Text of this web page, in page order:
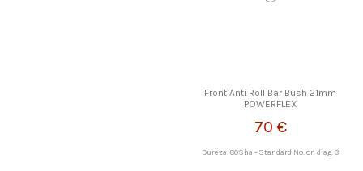
Front Anti Roll Bar Bush 21mm
POWERFLEX
70 €
Dureza: 80Sha - Standard No. on diag: 3